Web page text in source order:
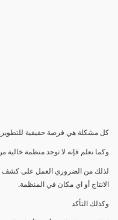
كل مشكلة هي فرصة حقيقية للتطوير.
وكما نعلم فإنه لا توجد منظمة خالية
لذلك من الضروري العمل على كشف
الانتاج أو اي مكان في المنظمة.
وكذلك التأكد